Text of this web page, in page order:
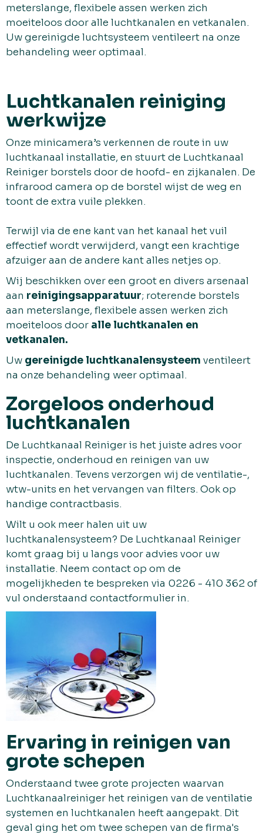
meterslange, flexibele assen werken zich
moeiteloos door alle luchtkanalen en vetkanalen.
Uw gereinigde luchtsysteem ventileert na onze
behandeling weer optimaal.
Luchtkanalen reiniging
werkwijze
Onze minicamera’s verkennen de route in uw
luchtkanaal installatie, en stuurt de Luchtkanaal
Reiniger borstels door de hoofd- en zijkanalen. De
infrarood camera op de borstel wijst de weg en
toont de extra vuile plekken.
Terwijl via de ene kant van het kanaal het vuil
effectief wordt verwijderd, vangt een krachtige
afzuiger aan de andere kant alles netjes op.
Wij beschikken over een groot en divers arsenaal
aan reinigingsapparatuur; roterende borstels
aan meterslange, flexibele assen werken zich
moeiteloos door alle luchtkanalen en
vetkanalen.
Uw gereinigde luchtkanalensysteem ventileert
na onze behandeling weer optimaal.
Zorgeloos onderhoud
luchtkanalen
De Luchtkanaal Reiniger is het juiste adres voor
inspectie, onderhoud en reinigen van uw
luchtkanalen. Tevens verzorgen wij de ventilatie-,
wtw-units en het vervangen van filters. Ook op
handige contractbasis.
Wilt u ook meer halen uit uw
luchtkanalensysteem? De Luchtkanaal Reiniger
komt graag bij u langs voor advies voor uw
installatie. Neem contact op om de
mogelijkheden te bespreken via 0226 - 410 362 of
vul onderstaand contactformulier in.
Ervaring in reinigen van
grote schepen
Onderstaand twee grote projecten waarvan
Luchtkanaalreiniger het reinigen van de ventilatie
systemen en luchtkanalen heeft aangepakt. Dit
geval ging het om twee schepen van de firma's